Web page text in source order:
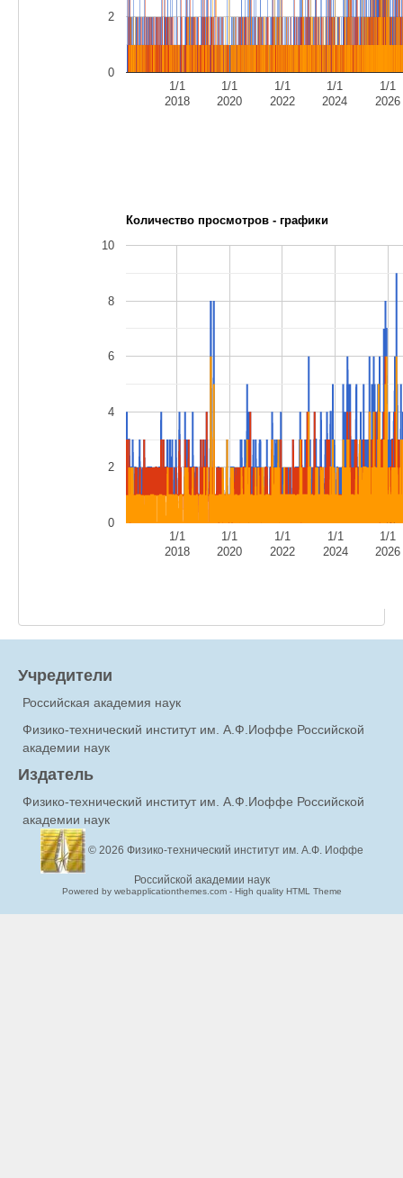
1/1
2018
1/1
2020
1/1
2022
1/1
2024
1/1
2026
0
2
Количество просмотров - графики
1/1
2018
1/1
2020
1/1
2022
1/1
2024
1/1
2026
0
2
4
6
8
10
Учредители
Российская академия наук
Физико-технический институт им. А.Ф.Иоффе Российской
академии наук
Издатель
Физико-технический институт им. А.Ф.Иоффе Российской
академии наук
© 2026 Физико-технический институт им. А.Ф. Иоффе
Российской академии наук
Powered by webapplicationthemes.com - High quality HTML Theme